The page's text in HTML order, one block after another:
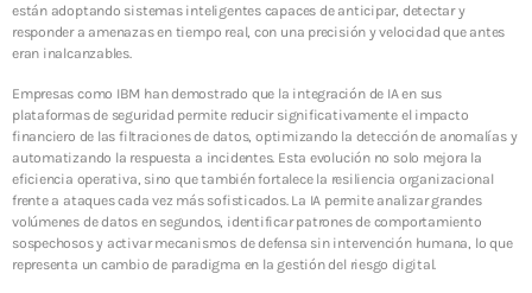
10 JULIO, 2026
eficiencia en resiliencia operativa
10 JULIO, 2026
SIEM: inteligencia que transforma la ciberseguridad
en continuidad operativa
3 JUNIO, 2026
están adoptando sistemas inteligentes capaces de anticipar, detectar y
responder a amenazas en tiempo real, con una precisión y velocidad que antes
eran inalcanzables.
Empresas como IBM han demostrado que la integración de IA en sus
plataformas de seguridad permite reducir significativamente el impacto
financiero de las filtraciones de datos, optimizando la detección de anomalías y
automatizando la respuesta a incidentes. Esta evolución no solo mejora la
eficiencia operativa, sino que también fortalece la resiliencia organizacional
frente a ataques cada vez más sofisticados. La IA permite analizar grandes
volúmenes de datos en segundos, identificar patrones de comportamiento
sospechosos y activar mecanismos de defensa sin intervención humana, lo que
representa un cambio de paradigma en la gestión del riesgo digital.